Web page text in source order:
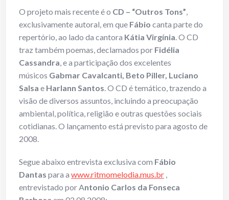
O projeto mais recente é o CD – “Outros Tons”,
exclusivamente autoral, em que Fábio canta parte do
repertório, ao lado da cantora Kátia Virgínia. O CD
traz também poemas, declamados por Fidélia
Cassandra, e a participação dos excelentes
músicos Gabmar Cavalcanti, Beto Piller, Luciano
Salsa e Harlann Santos. O CD é temático, trazendo a
visão de diversos assuntos, incluindo a preocupação
ambiental, política, religião e outras questões sociais
cotidianas. O lançamento está previsto para agosto de
2008.
Segue abaixo entrevista exclusiva com Fábio
Dantas para a www.ritmomelodia.mus.br ,
entrevistado por Antonio Carlos da Fonseca